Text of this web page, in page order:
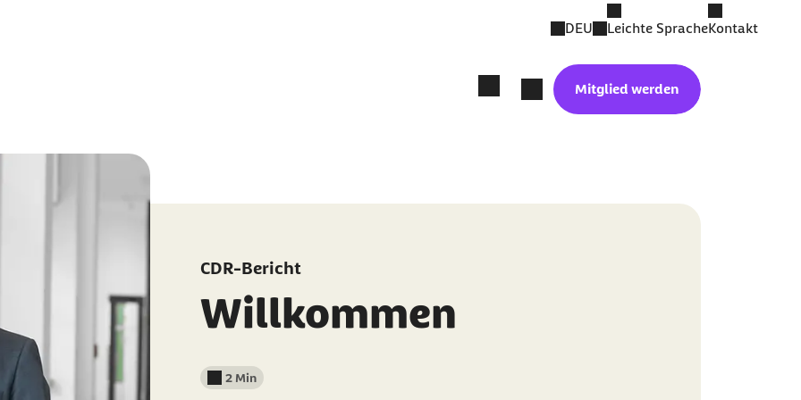
DEU Leichte SpracheKontakt
Mitglied werden
CDR-Bericht
Willkommen
Lesedauer weniger als
2 Min